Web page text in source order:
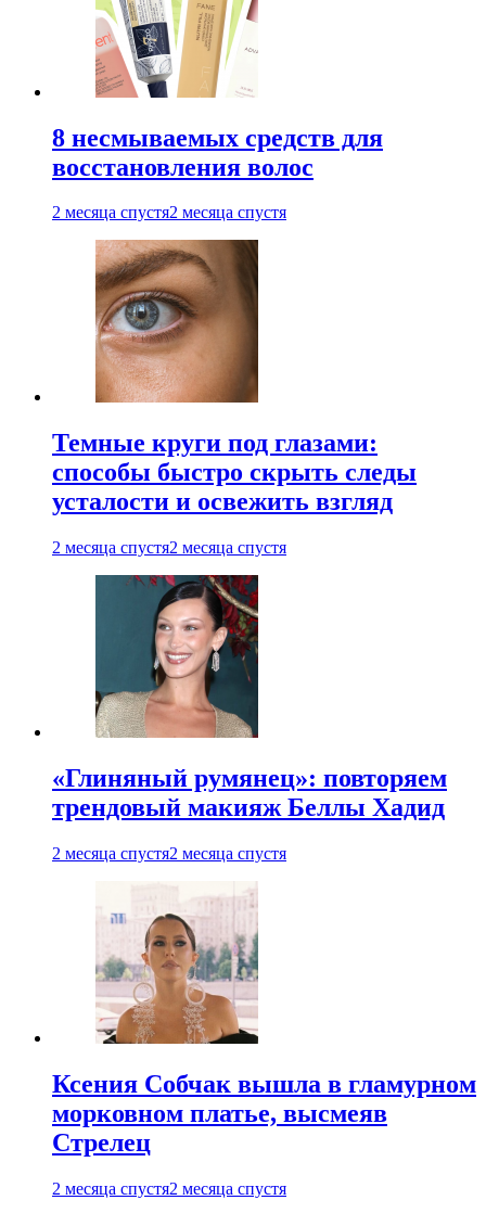
8 несмываемых средств для
восстановления волос
2 месяца спустя2 месяца спустя
Темные круги под глазами:
способы быстро скрыть следы
усталости и освежить взгляд
2 месяца спустя2 месяца спустя
«Глиняный румянец»: повторяем
трендовый макияж Беллы Хадид
2 месяца спустя2 месяца спустя
Ксения Собчак вышла в гламурном
морковном платье, высмеяв
Стрелец
2 месяца спустя2 месяца спустя